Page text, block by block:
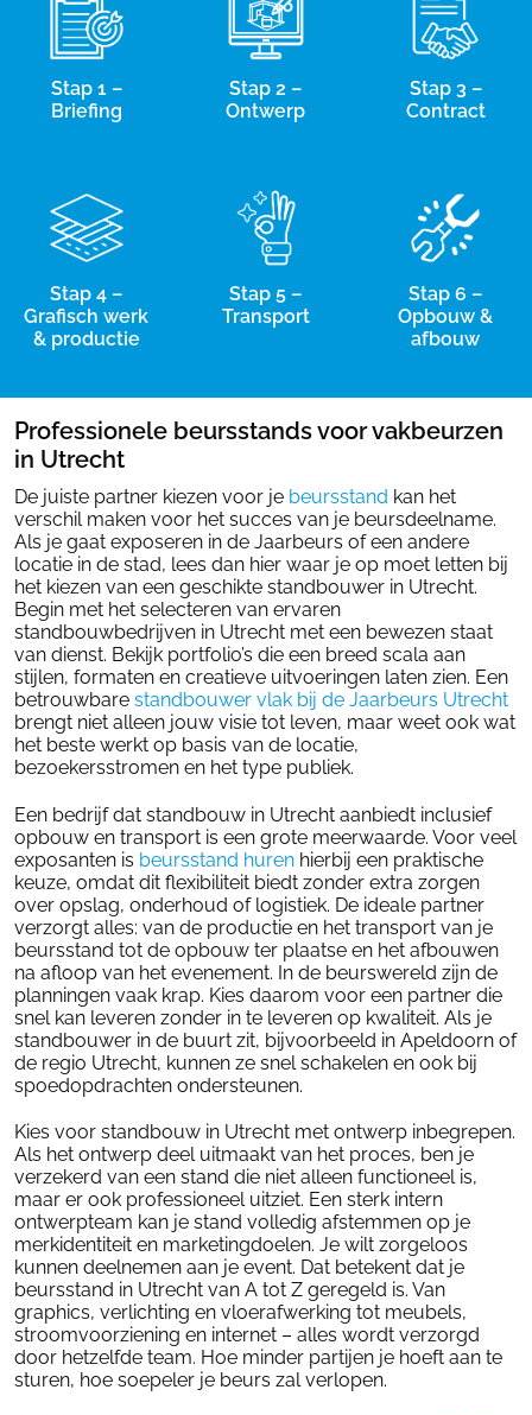
Stap 1 –
Briefing
Stap 2 –
Ontwerp
Stap 3 –
Contract
Stap 4 –
Grafisch werk
& productie
Stap 5 –
Transport
Stap 6 –
Opbouw &
afbouw
Professionele beursstands voor vakbeurzen
in Utrecht
De juiste partner kiezen voor je beursstand kan het
verschil maken voor het succes van je beursdeelname.
Als je gaat exposeren in de Jaarbeurs of een andere
locatie in de stad, lees dan hier waar je op moet letten bij
het kiezen van een geschikte standbouwer in Utrecht.
Begin met het selecteren van ervaren
standbouwbedrijven in Utrecht met een bewezen staat
van dienst. Bekijk portfolio’s die een breed scala aan
stijlen, formaten en creatieve uitvoeringen laten zien. Een
betrouwbare standbouwer vlak bij de Jaarbeurs Utrecht
brengt niet alleen jouw visie tot leven, maar weet ook wat
het beste werkt op basis van de locatie,
bezoekersstromen en het type publiek.
Een bedrijf dat standbouw in Utrecht aanbiedt inclusief
opbouw en transport is een grote meerwaarde. Voor veel
exposanten is beursstand huren hierbij een praktische
keuze, omdat dit flexibiliteit biedt zonder extra zorgen
over opslag, onderhoud of logistiek. De ideale partner
verzorgt alles: van de productie en het transport van je
beursstand tot de opbouw ter plaatse en het afbouwen
na afloop van het evenement. In de beurswereld zijn de
planningen vaak krap. Kies daarom voor een partner die
snel kan leveren zonder in te leveren op kwaliteit. Als je
standbouwer in de buurt zit, bijvoorbeeld in Apeldoorn of
de regio Utrecht, kunnen ze snel schakelen en ook bij
spoedopdrachten ondersteunen.
Kies voor standbouw in Utrecht met ontwerp inbegrepen.
Als het ontwerp deel uitmaakt van het proces, ben je
verzekerd van een stand die niet alleen functioneel is,
maar er ook professioneel uitziet. Een sterk intern
ontwerpteam kan je stand volledig afstemmen op je
merkidentiteit en marketingdoelen. Je wilt zorgeloos
kunnen deelnemen aan je event. Dat betekent dat je
beursstand in Utrecht van A tot Z geregeld is. Van
graphics, verlichting en vloerafwerking tot meubels,
stroomvoorziening en internet – alles wordt verzorgd
door hetzelfde team. Hoe minder partijen je hoeft aan te
sturen, hoe soepeler je beurs zal verlopen.